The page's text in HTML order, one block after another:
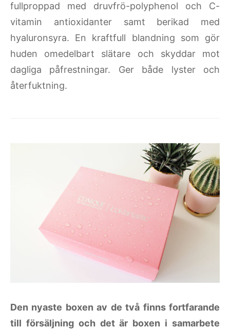
fullproppad med druvfrö-polyphenol och C-
vitamin antioxidanter samt berikad med
hyaluronsyra. En kraftfull blandning som gör
huden omedelbart slätare och skyddar mot
dagliga påfrestningar. Ger både lyster och
återfuktning.
Den nyaste boxen av de två finns fortfarande
till försäljning och det är boxen i samarbete